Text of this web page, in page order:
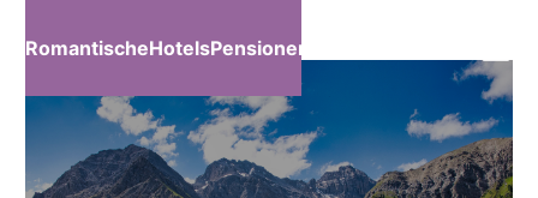
RomantischeHotelsPensionen